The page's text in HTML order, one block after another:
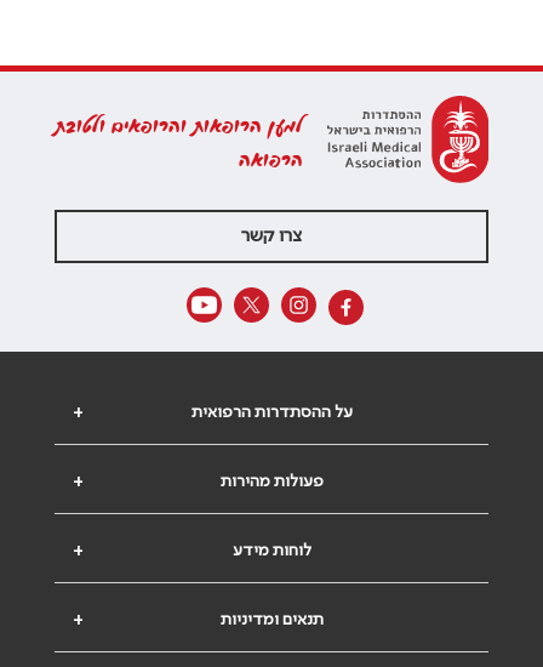
למען הרופאות והרופאים ולטובת
הרפואה
צרו קשר
+ על ההסתדרות הרפואית
+ פעולות מהירות
+ לוחות מידע
+ תנאים ומדיניות